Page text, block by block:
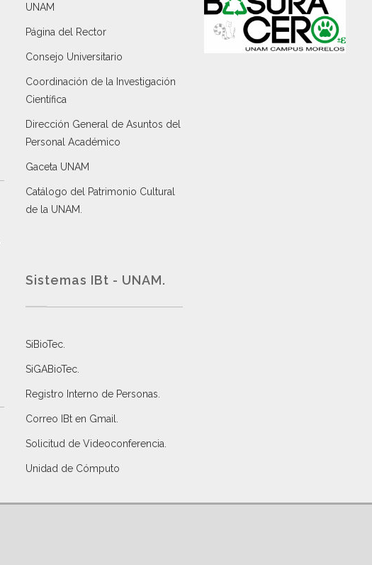
UNAM
Página del Rector
Consejo Universitario
Coordinación de la Investigación
Científica
Dirección General de Asuntos del
Personal Académico
Gaceta UNAM
Catálogo del Patrimonio Cultural
de la UNAM.
Sistemas IBt - UNAM.
SiBioTec
SiGABioTec.
Registro Interno de Personas
Correo IBt en Gmail
Solicitud de Videoconferencia.
Unidad de Cómputo